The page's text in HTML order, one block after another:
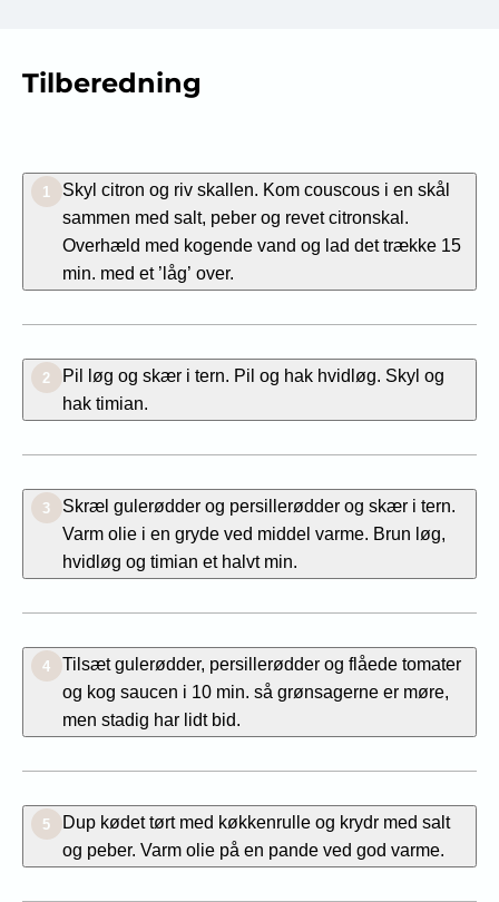
Tilberedning
1
Skyl citron og riv skallen. Kom couscous i en skål
sammen med salt, peber og revet citronskal.
Overhæld med kogende vand og lad det trække 15
min. med et ’låg’ over.
2
Pil løg og skær i tern. Pil og hak hvidløg. Skyl og
hak timian.
3
Skræl gulerødder og persillerødder og skær i tern.
Varm olie i en gryde ved middel varme. Brun løg,
hvidløg og timian et halvt min.
4
Tilsæt gulerødder, persillerødder og flåede tomater
og kog saucen i 10 min. så grønsagerne er møre,
men stadig har lidt bid.
5
Dup kødet tørt med køkkenrulle og krydr med salt
og peber. Varm olie på en pande ved god varme.